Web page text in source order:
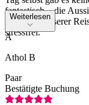
fantastisch – die
Highlight unserer
stressfrei.
Weiterlesen
A
Athol B
Paar
Bestätigte Buchung